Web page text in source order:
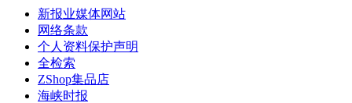
新报业媒体网站
网络条款
个人资料保护声明
全检索
ZShop集品店
海峡时报